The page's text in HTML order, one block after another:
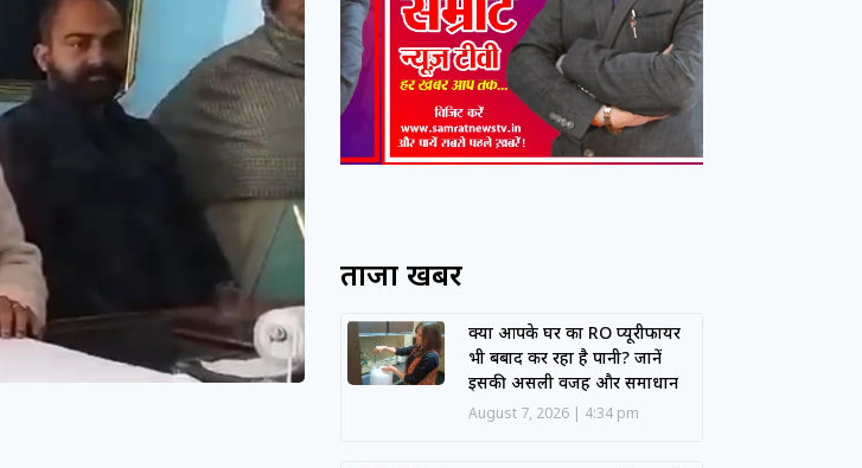
ताजा खबरें
क्या आपके घर का RO प्यूरीफायर
भी बर्बाद कर रहा है पानी? जानें
इसकी असली वजह और समाधान
August 7, 2026 4:34 pm